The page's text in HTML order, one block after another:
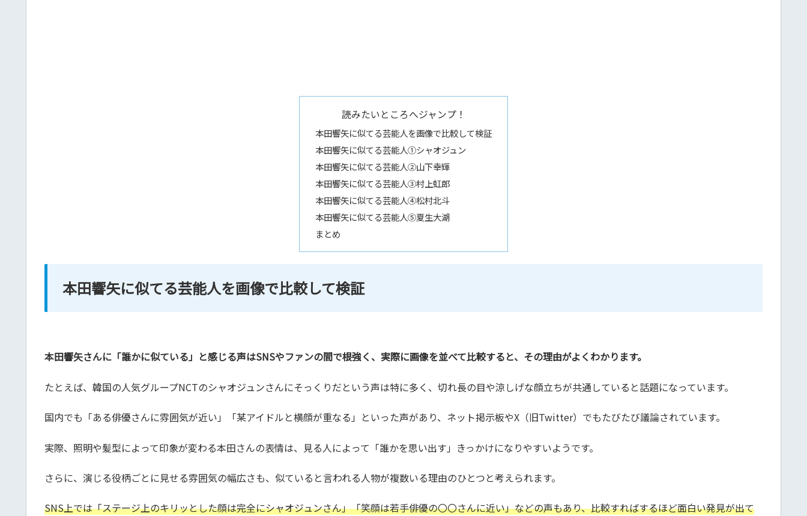
読みたいところへジャンプ！
本田響矢に似てる芸能人を画像で比較して検証
本田響矢に似てる芸能人①シャオジュン
本田響矢に似てる芸能人②山下幸輝
本田響矢に似てる芸能人③村上虹郎
本田響矢に似てる芸能人④松村北斗
本田響矢に似てる芸能人⑤夏生大湖
まとめ
本田響矢に似てる芸能人を画像で比較して検証
本田響矢さんに「誰かに似ている」と感じる声はSNSやファンの間で根強く、実際に画像を並べて比較すると、その理由がよくわかります。
たとえば、韓国の人気グループNCTのシャオジュンさんにそっくりだという声は特に多く、切れ長の目や涼しげな顔立ちが共通していると話題になっています。
国内でも「ある俳優さんに雰囲気が近い」「某アイドルと横顔が重なる」といった声があり、ネット掲示板やX（旧Twitter）でもたびたび議論されています。
実際、照明や髪型によって印象が変わる本田さんの表情は、見る人によって「誰かを思い出す」きっかけになりやすいようです。
さらに、演じる役柄ごとに見せる雰囲気の幅広さも、似ていると言われる人物が複数いる理由のひとつと考えられます。
SNS上では「ステージ上のキリッとした顔は完全にシャオジュンさん」「笑顔は若手俳優の〇〇さんに近い」などの声もあり、比較すればするほど面白い発見が出て